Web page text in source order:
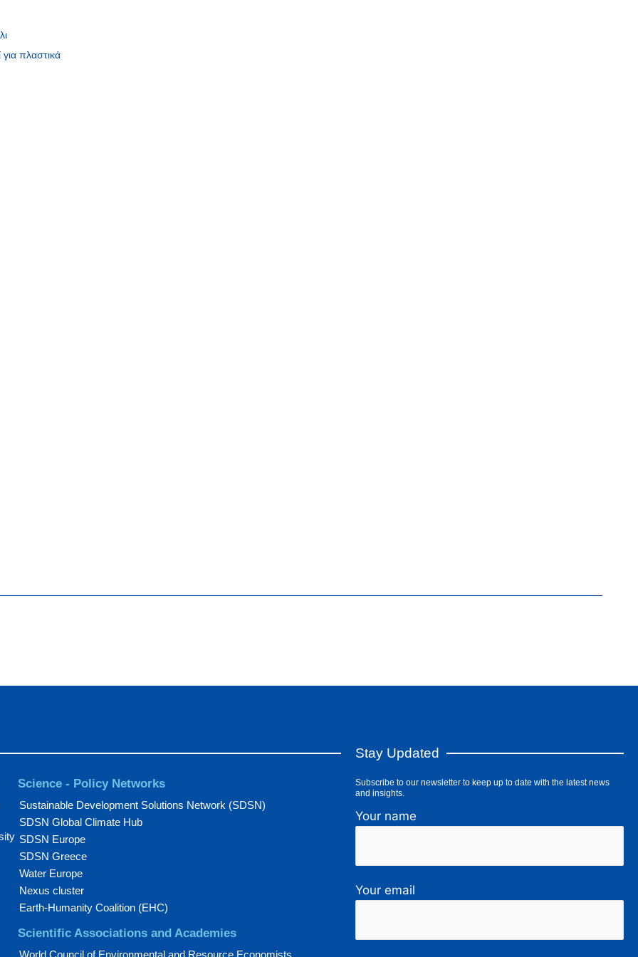
πλαστικά
Science - Policy Networks
Sustainable Development Solutions Network (SDSN)
SDSN Global Climate Hub
SDSN Europe
SDSN Greece
Water Europe
Nexus cluster
Earth-Humanity Coalition (EHC)
Scientific Associations and Academies
Stay Updated
Subscribe to our newsletter to keep up to date with the latest news
and insights.
Your name
Your email